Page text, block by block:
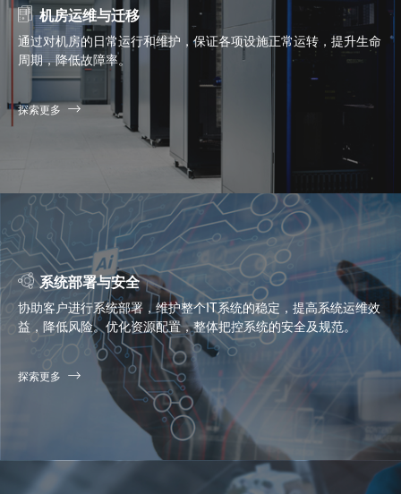
机房运维与迁移
通过对机房的日常运行和维护，保证各项设施正常运转，提升生命
周期，降低故障率。
探索更多
系统部署与安全
协助客户进行系统部署，维护整个IT系统的稳定，提高系统运维效
益，降低风险。优化资源配置，整体把控系统的安全及规范。
探索更多